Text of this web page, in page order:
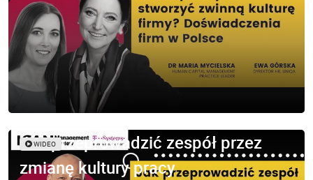
Jak przeprowadzić zespół przez
zmianę kultury pracy
WIDEO